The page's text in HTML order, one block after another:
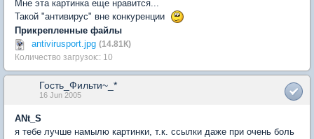
Мне эта картинка еще нравится...
Такой "антивирус" вне конкуренции
Прикрепленные файлы
antivirusport.jpg (14.81К)
Количество загрузок:: 10
Гость_Фильти~_*
16 Jun 2005
ANt_S
я тебе лучше намылю картинки, т.к. ссылки даже при очень боль